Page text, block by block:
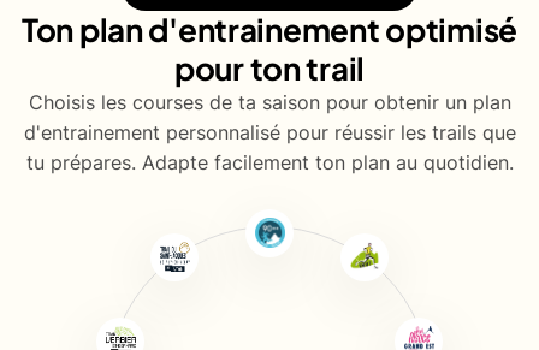
Ton plan d'entrainement optimisé
pour ton trail
Choisis les courses de ta saison pour obtenir un plan
d'entrainement personnalisé pour réussir les trails que
tu prépares. Adapte facilement ton plan au quotidien.